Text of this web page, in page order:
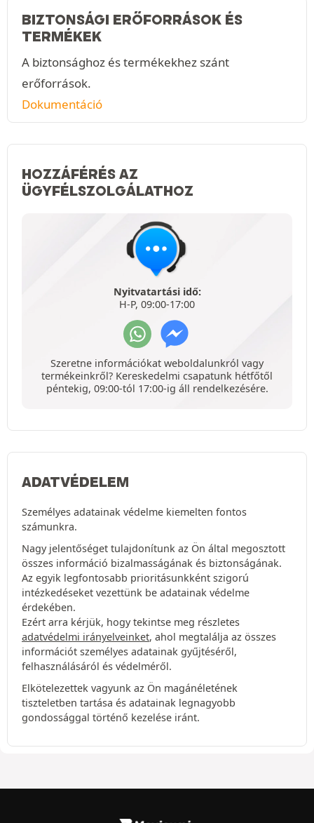
BIZTONSÁGI ERŐFORRÁSOK ÉS
TERMÉKEK
A biztonsághoz és termékekhez szánt
erőforrások.
Dokumentáció
HOZZÁFÉRÉS AZ
ÜGYFÉLSZOLGÁLATHOZ
Nyitvatartási idő:
H-P, 09:00-17:00
Szeretne információkat weboldalunkról vagy
termékeinkről? Kereskedelmi csapatunk hétfőtől
péntekig, 09:00-tól 17:00-ig áll rendelkezésére.
ADATVÉDELEM
Személyes adatainak védelme kiemelten fontos
számunkra.
Nagy jelentőséget tulajdonítunk az Ön által megosztott
összes információ bizalmasságának és biztonságának.
Az egyik legfontosabb prioritásunkként szigorú
intézkedéseket vezettünk be adatainak védelme
érdekében.
Ezért arra kérjük, hogy tekintse meg részletes
adatvédelmi irányelveinket, ahol megtalálja az összes
információt személyes adatainak gyűjtéséről,
felhasználásáról és védelméről.
Elkötelezettek vagyunk az Ön magánéletének
tiszteletben tartása és adatainak legnagyobb
gondossággal történő kezelése iránt.